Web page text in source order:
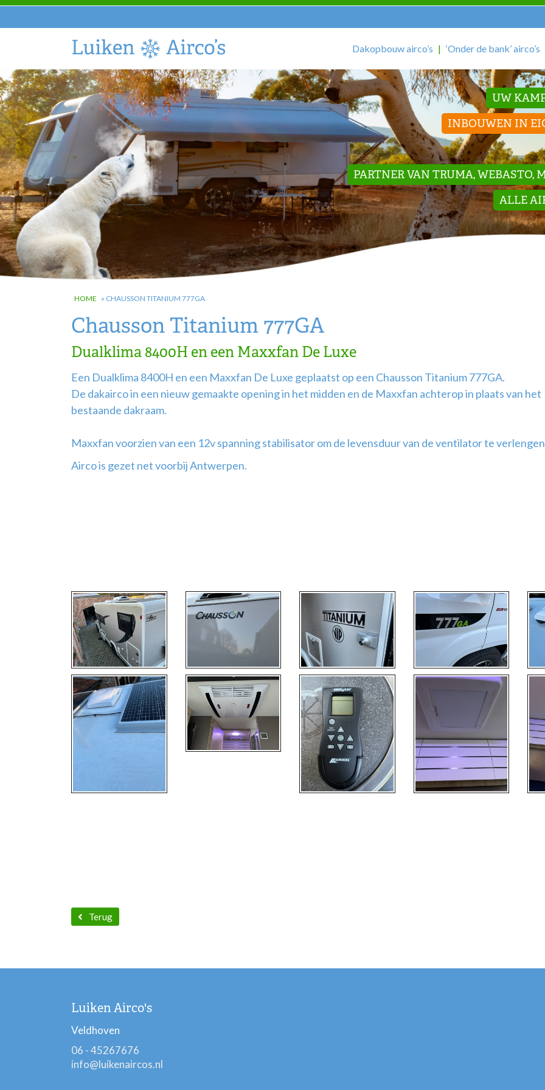
Dakopbouw airco’s ‘Onder de bank’ airco’s
UW
INBOUWEN IN
PARTNER VAN TRUMA, WEBASTO,
ALLE
HOME » CHAUSSON TITANIUM 777GA
Chausson Titanium 777GA
Dualklima 8400H en een Maxxfan De Luxe
Een Dualklima 8400H en een Maxxfan De Luxe geplaatst op een Chausson Titanium 777GA.
De dakairco in een nieuw gemaakte opening in het midden en de Maxxfan achterop in plaats van het
bestaande dakraam.
Maxxfan voorzien van een 12v spanning stabilisator om de levensduur van de ventilator te
Airco is gezet net voorbij Antwerpen.
Terug
Luiken Airco's
Veldhoven
06 - 45267676
info@luikenaircos.nl